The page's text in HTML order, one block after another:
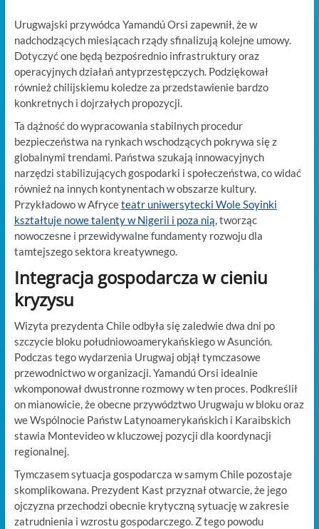
Urugwajski przywódca Yamandú Orsi zapewnił, że w
nadchodzących miesiącach rządy sfinalizują kolejne umowy.
Dotyczyć one będą bezpośrednio infrastruktury oraz
operacyjnych działań antyprzestępczych. Podziękował
również chilijskiemu koledze za przedstawienie bardzo
konkretnych i dojrzałych propozycji.
Ta dążność do wypracowania stabilnych procedur
bezpieczeństwa na rynkach wschodzących pokrywa się z
globalnymi trendami. Państwa szukają innowacyjnych
narzędzi stabilizujących gospodarki i społeczeństwa, co widać
również na innych kontynentach w obszarze kultury.
Przykładowo w Afryceteatr uniwersytecki Wole Soyinki
kształtuje nowe talenty w Nigerii i poza nią, tworząc
nowoczesne i przewidywalne fundamenty rozwoju dla
tamtejszego sektora kreatywnego.
Integracja gospodarcza w cieniu
kryzysu
Wizyta prezydenta Chile odbyła się zaledwie dwa dni po
szczycie bloku południowoamerykańskiego w Asunción.
Podczas tego wydarzenia Urugwaj objął tymczasowe
przewodnictwo w organizacji. Yamandú Orsi idealnie
wkomponował dwustronne rozmowy w ten proces. Podkreślił
on mianowicie, że obecne przywództwo Urugwaju w bloku oraz
we Wspólnocie Państw Latynoamerykańskich i Karaibskich
stawia Montevideo w kluczowej pozycji dla koordynacji
regionalnej.
Tymczasem sytuacja gospodarcza w samym Chile pozostaje
skomplikowana. Prezydent Kast przyznał otwarcie, że jego
ojczyzna przechodzi obecnie krytyczną sytuację w zakresie
zatrudnienia i wzrostu gospodarczego. Z tego powodu